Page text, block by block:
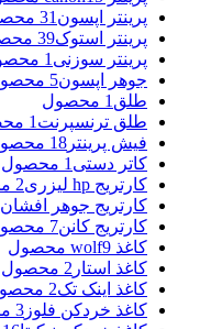
پرینتر اپسون 31 محصول
پرینتر استوک39 محصول
پرینتر سوزنی 1 محصول
جوهر اپسون5 محصول
طلق 1 محصول
طلق ترنسپرنت 1 محصول
فیش پرینتر 18 محصول
کاتر دستی 1 محصول
کارتریج hp لیزری
2 محصول
کارتریج جوهر افشان
کارتریج کانن7 محصول
کاغذ wolf 9 محصول
کاغذ استار 2 محصول
کاغذ اینک تک2 محصول
کاغذ خردکن فلوز 3 محصول